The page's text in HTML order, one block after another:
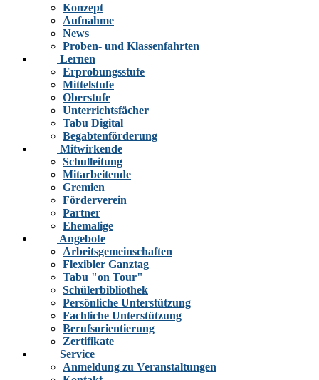
Konzept
Aufnahme
News
Proben- und Klassenfahrten
Lernen
Erprobungsstufe
Mittelstufe
Oberstufe
Unterrichtsfächer
Tabu Digital
Begabtenförderung
Mitwirkende
Schulleitung
Mitarbeitende
Gremien
Förderverein
Partner
Ehemalige
Angebote
Arbeitsgemeinschaften
Flexibler Ganztag
Tabu "on Tour"
Schülerbibliothek
Persönliche Unterstützung
Fachliche Unterstützung
Berufsorientierung
Zertifikate
Service
Anmeldung zu Veranstaltungen